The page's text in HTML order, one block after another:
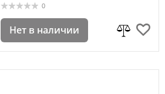
0
Нет в наличии